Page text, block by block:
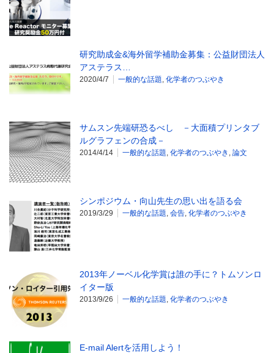
研究助成金&海外留学補助金募集：公益財団法人
アステラス…
2020/4/7 一般的な話題 化学者のつぶやき
サムスン先端研恐るべし －大面積プリンタブ
ルグラフェンの合成－
2014/4/14 一般的な話題 化学者のつぶやき 論文
シンポジウム・向山先生の思い出を語る会
2019/3/29 一般的な話題 会告 化学者のつぶやき
2013年ノーベル化学賞は誰の手に？トムソンロ
イター版
2013/9/26 一般的な話題 化学者のつぶやき
E-mail Alertを活用しよう！